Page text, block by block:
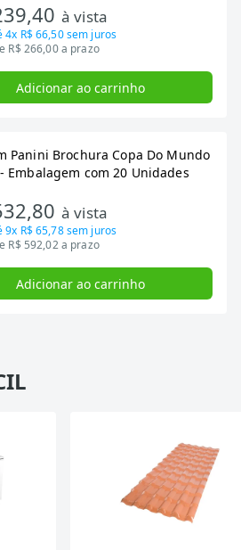
à vista
4x R$ 66,50sem juros
R$ 266,00 a prazo
Adicionar ao carrinho
Panini Brochura Copa Do Mundo
Embalagem com 20 Unidades
à vista
9x R$ 65,78sem juros
R$ 592,02 a prazo
Adicionar ao carrinho